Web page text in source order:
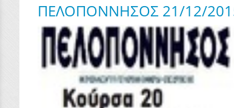
ΠΕΛΟΠΟΝΝΗΣΟΣ 21/12/